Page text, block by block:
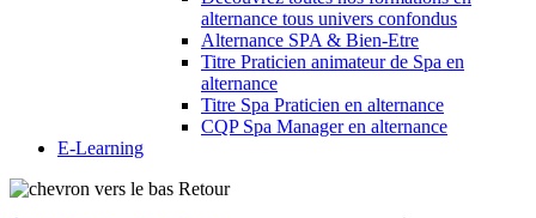
alternance tous univers confondus
Alternance SPA & Bien-Etre
Titre Praticien animateur de Spa en
alternance
Titre Spa Praticien en alternance
CQP Spa Manager en alternance
E-Learning
Retour